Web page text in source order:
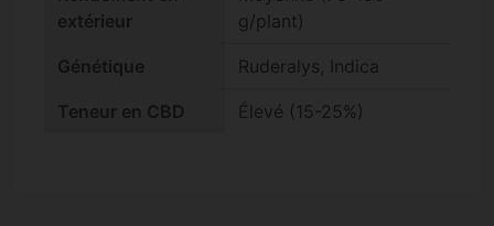
extérieur
g/plant)
Génétique Ruderalys, Indica
Teneur en CBD Élevé (15-25%)